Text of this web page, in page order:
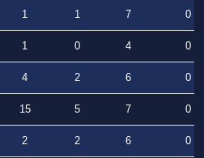
1 1 7
0
1 0 4
0
4 2 6
0
15 5 7
0
2 2 6
0